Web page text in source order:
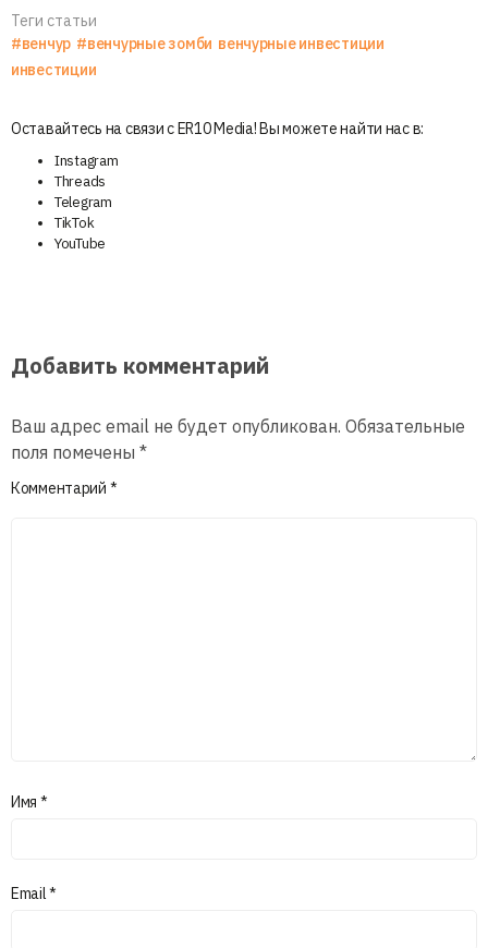
Теги статьи
#венчур #венчурные зомби венчурные инвестиции
инвестиции
Оставайтесь на связи с ER10 Media! Вы можете найти нас в:
Instagram
Threads
Telegram
TikTok
YouTube
Добавить комментарий
Ваш адрес email не будет опубликован. Обязательные
поля помечены *
Комментарий *
Имя *
Email*